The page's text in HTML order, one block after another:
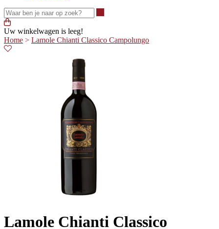
Uw winkelwagen is leeg!
Home > Lamole Chianti Classico Campolungo
Lamole Chianti Classico